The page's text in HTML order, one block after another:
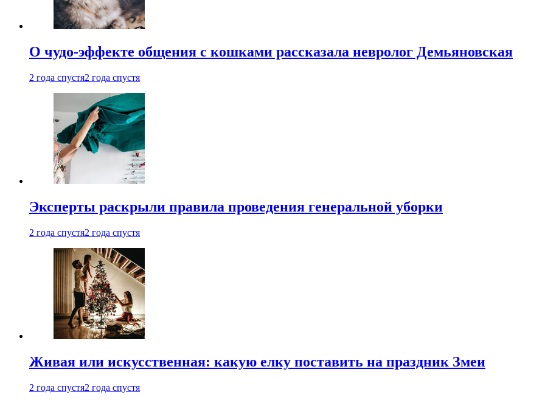
О чудо-эффекте общения с кошками рассказала невролог Демьяновская
2 года спустя2 года спустя
Эксперты раскрыли правила проведения генеральной уборки
2 года спустя2 года спустя
Живая или искусственная: какую елку поставить на праздник Змеи
2 года спустя2 года спустя